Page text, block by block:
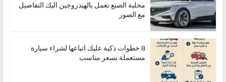
محلية الصنع تعمل بالهيدروجين اليك التفاصيل
مع الصور
8 خطوات ذكية عليك اتباعها لشراء سيارة
مستعملة بسعر مناسب